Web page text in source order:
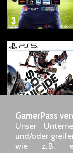
GamerPass
Unser
und/oder
wie z. B.